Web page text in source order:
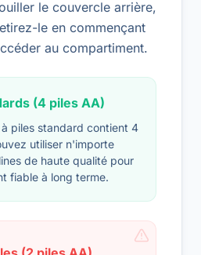
le couvercle arrière,
le en commençant
au compartiment.
(4 piles AA)
piles standard contient 4
utiliser n'importe
de haute qualité pour
fiable à long terme.